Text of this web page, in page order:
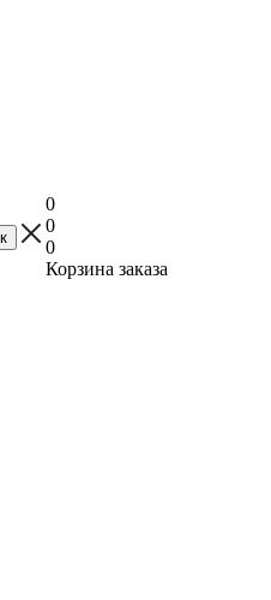
0
0
0
Корзина заказа